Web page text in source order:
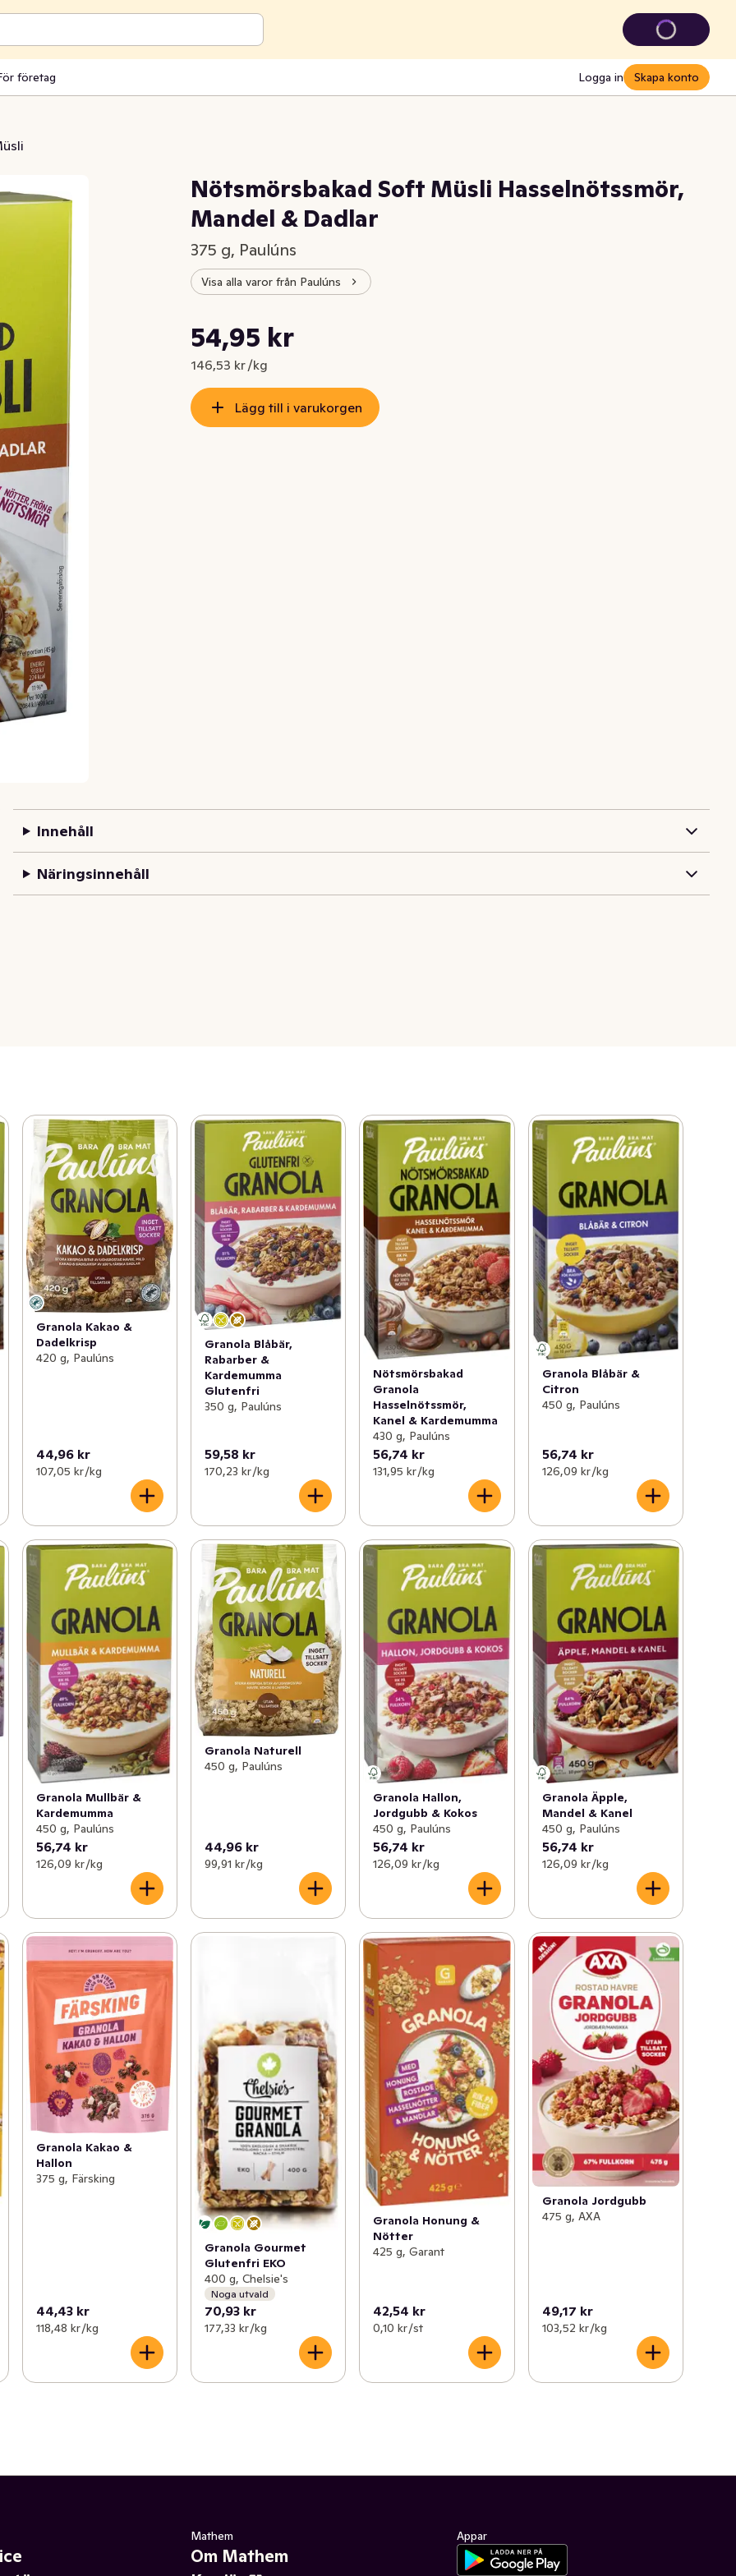
företag Logga in Skapa konto
Nötsmörsbakad Soft Müsli Hasselnötssmör,
Mandel & Dadlar
375 g, Paulúns
Visa alla varor från Paulúns
Nuvarande pris är: 54,95 kr
54,95 kr
146,53 kr /kg
Styckpris: 146,53 kr /kg
Lägg till i varukorgen
Innehåll
Näringsinnehåll
Granola Kakao &
Dadelkrisp
420 g, Paulúns
44,96 kr
107,05 kr /kg
Granola Blåbär,
Rabarber &
Kardemumma
Glutenfri
350 g, Paulúns
59,58 kr
170,23 kr /kg
Nötsmörsbakad
Granola
Hasselnötssmör,
Kanel & Kardemumma
430 g, Paulúns
56,74 kr
131,95 kr /kg
Granola Blåbär &
Citron
450 g, Paulúns
56,74 kr
126,09 kr /kg
Granola Mullbär &
Kardemumma
450 g, Paulúns
56,74 kr
126,09 kr /kg
Granola Naturell
450 g, Paulúns
44,96 kr
99,91 kr /kg
Granola Hallon,
Jordgubb & Kokos
450 g, Paulúns
56,74 kr
126,09 kr /kg
Granola Äpple,
Mandel & Kanel
450 g, Paulúns
56,74 kr
126,09 kr /kg
Granola Kakao &
Hallon
375 g, Färsking
44,43 kr
118,48 kr /kg
Granola Gourmet
Glutenfri EKO
400 g, Chelsie's
Noga utvald
70,93 kr
177,33 kr /kg
Granola Honung &
Nötter
425 g, Garant
42,54 kr
0,10 kr /st
Granola Jordgubb
475 g, AXA
49,17 kr
103,52 kr /kg
Mathem
Om Mathem
Appar